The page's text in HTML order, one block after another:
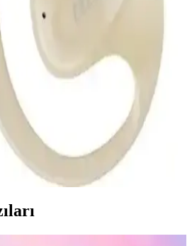
temel yöntemler, dikkat edilmesi
çözüm yolları hakkında detaylı
pratik öneriler içerir.
Kulakiçi Bluetooth Kulaklık
Yorumları
Bluetooth kulaklık, ergonomik
dayanıklılığıyla öne çıkıyor. Hafif ve
kolay kullanım özellikleriyle günlük
karşılar.